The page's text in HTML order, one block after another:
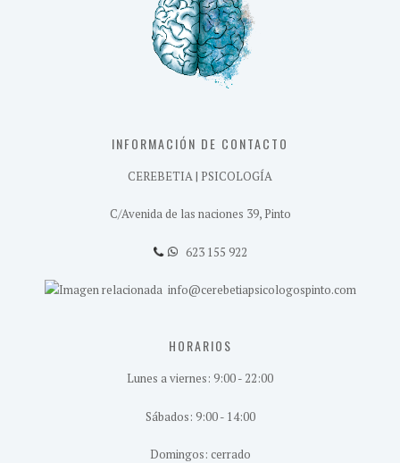
INFORMACIÓN DE CONTACTO
CEREBETIA | PSICOLOGÍA
C/Avenida de las naciones 39, Pinto
623 155 922
info@cerebetiapsicologospinto.com
HORARIOS
Lunes a viernes: 9:00 - 22:00
Sábados: 9:00 - 14:00
Domingos: cerrado